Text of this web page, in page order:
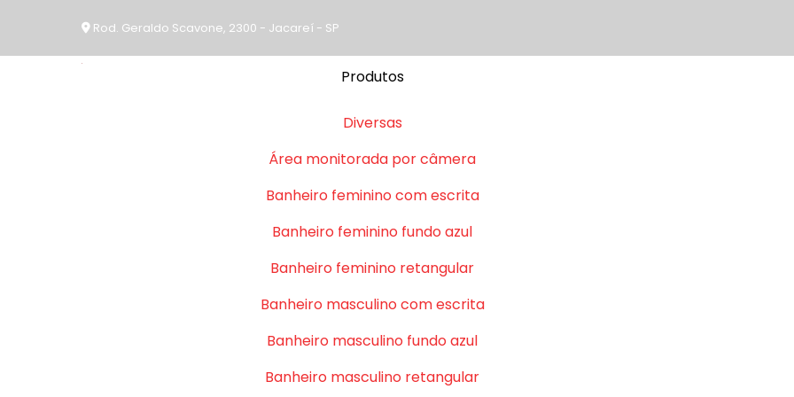
Rod. Geraldo Scavone, 2300 - Jacareí - SP
Produtos
Diversas
Área monitorada por câmera
Banheiro feminino com escrita
Banheiro feminino fundo azul
Banheiro feminino retangular
Banheiro masculino com escrita
Banheiro masculino fundo azul
Banheiro masculino retangular